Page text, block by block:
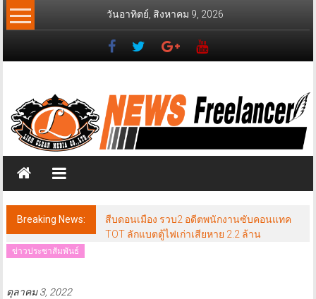
Skip
to
วันอาทิตย์, สิงหาคม 9, 2026
News
Freelancer
วส์
ฟรี
แลน
เซอร์
Breaking News:
สืบดอนเมือง รวบ2 อดีตพนักงานซับคอนแทค
TOT ลักแบตตู้ไฟเก่าเสียหาย 2.2 ล้าน
ข่าวประชาสัมพันธ์
ตุลาคม 3, 2022